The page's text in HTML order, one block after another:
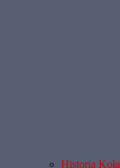
Historia Koła